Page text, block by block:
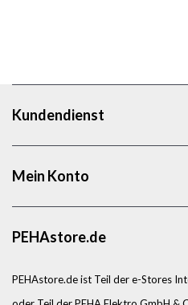
Kundendienst
Mein Konto
PEHAstore.de
PEHAstore.de ist Teil der e-Stores